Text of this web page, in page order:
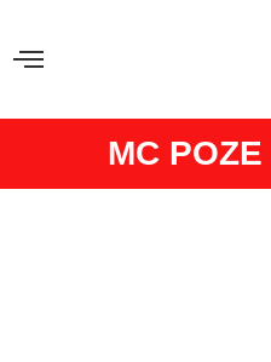
MC